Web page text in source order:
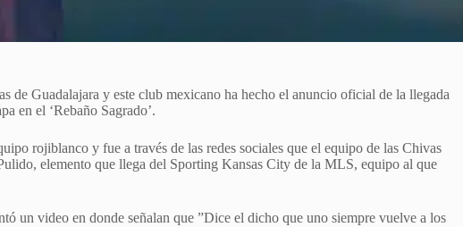
de Guadalajara y este club mexicano ha hecho el anuncio oficial de la llegada
en el ‘Rebaño Sagrado’.
rojiblanco y fue a través de las redes sociales que el equipo de las Chivas
elemento que llega del Sporting Kansas City de la MLS, equipo al que
un video en donde señalan que ”Dice el dicho que uno siempre vuelve a los